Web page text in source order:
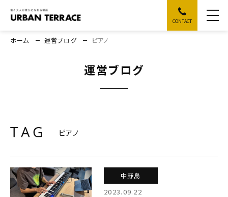
CONTACT
運営ブログ
ホーム 運営ブログ ピアノ
TAG ピアノ
中野島
2023.09.22